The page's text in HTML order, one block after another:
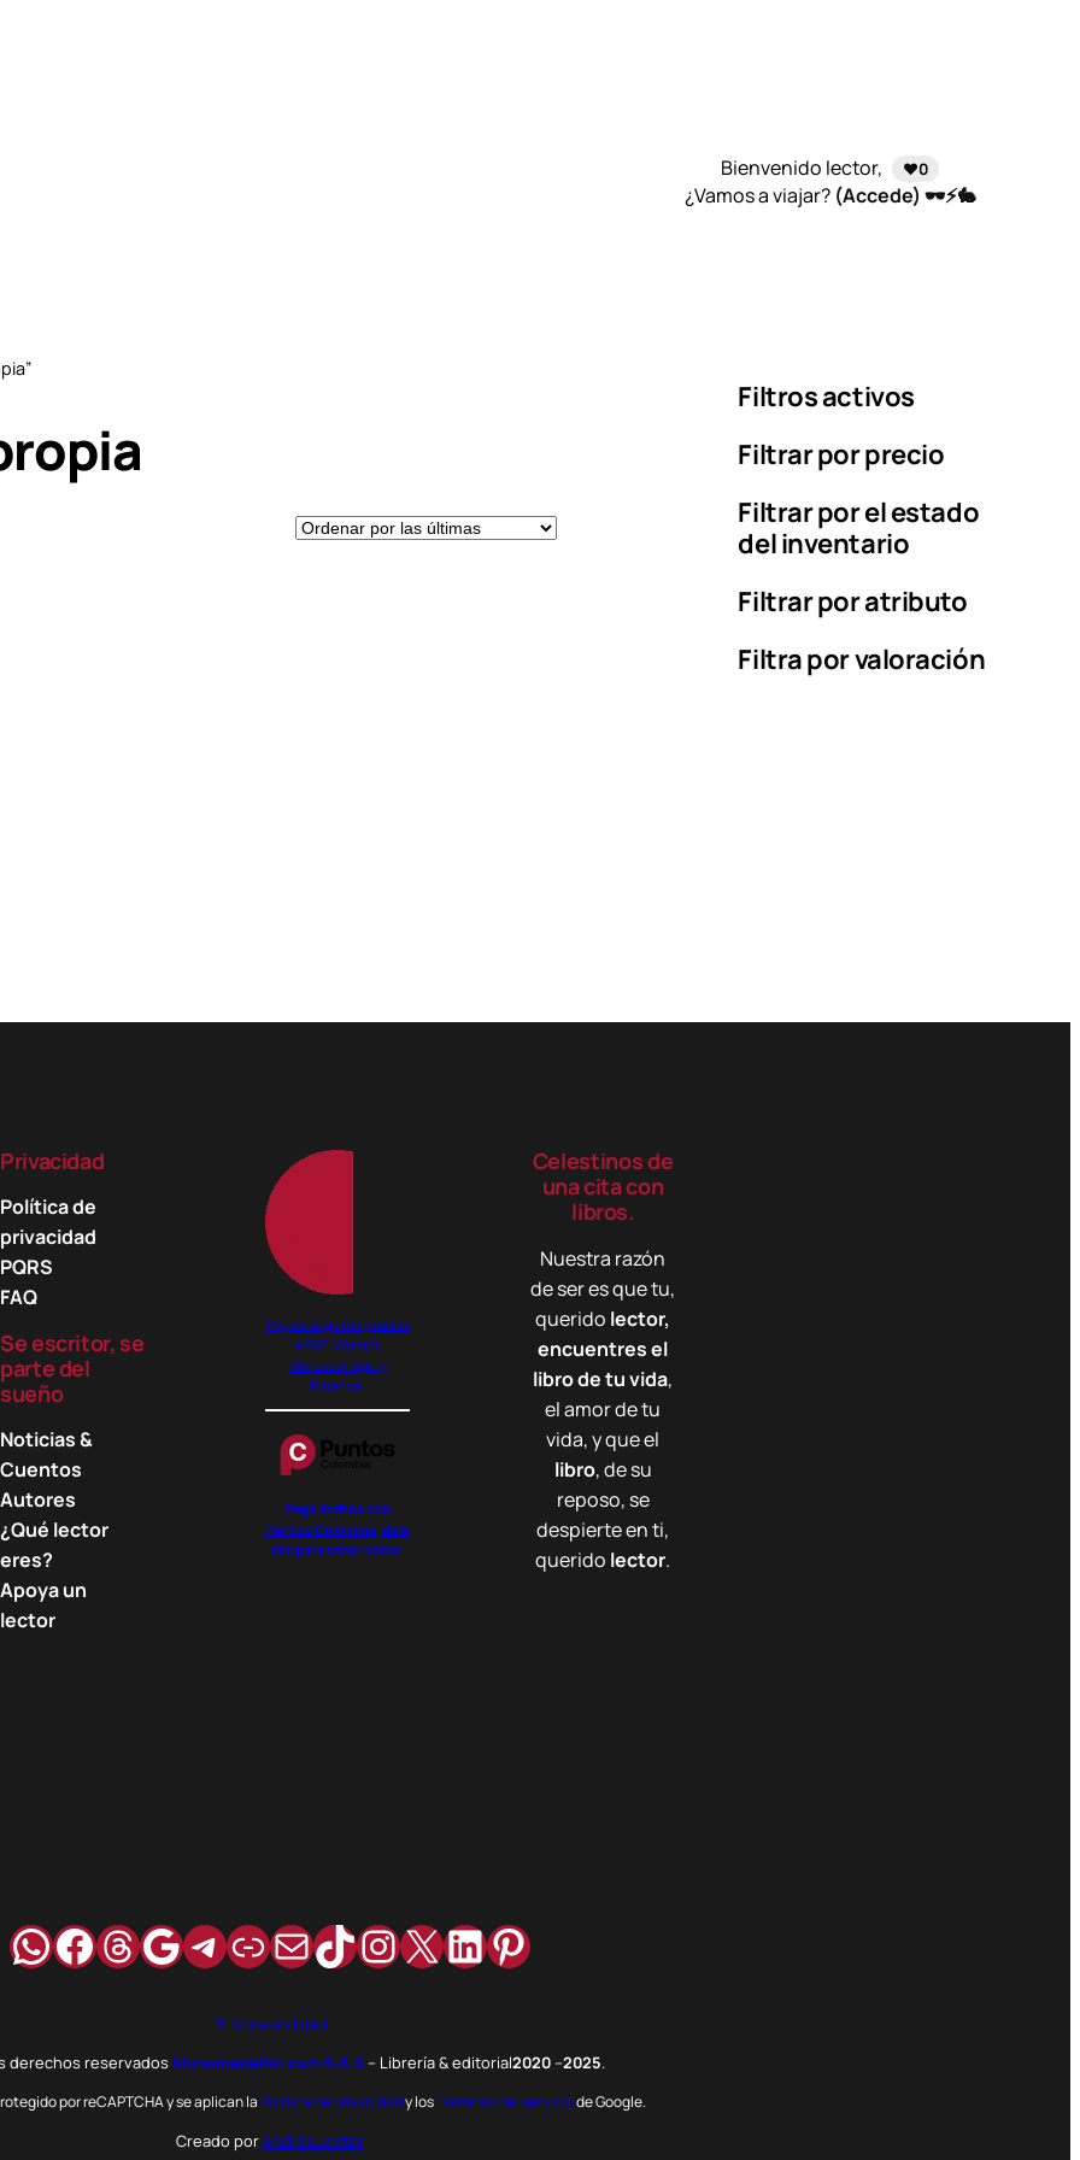
Bienvenido lector, ❤️0
¿Vamos a viajar? (Accede) 🕶️⚡🐇
Filtros activos
Filtrar por precio
Filtrar por el estado
del inventario
Filtrar por atributo
Filtra por valoración
Privacidad
Política de
privacidad
PQRS
FAQ
Se escritor, se
parte del
sueño
Noticias &
Cuentos
Autores
¿Qué lector
eres?
Apoya un
lector
Pagos seguros gracias
a PSE, Wompi,
MercadoPago y
Binance.
Paga libritos con
Puntos Colombia, dale
clic para saber cómo.
Celestinos de
una cita con
libros.
Nuestra razón
de ser es que tu,
querido lector,
encuentres el
libro de tu vida,
el amor de tu
vida, y que el
libro, de su
reposo, se
despierte en ti,
querido lector.
WhatsApp
Facebook
Hilos
Google
Telegram
Enlace
Correo
TikTok
Instagram
X LinkedIn
Pinterest
Accesibilidad
derechos reservados librosmedellin.com S.A.S– Librería & editorial2020–2025.
por reCAPTCHA y se aplican laPolítica de privacidady losTérminos del serviciode Google.
Creado porAndresLector